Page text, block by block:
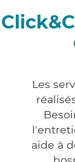
Les
aide à